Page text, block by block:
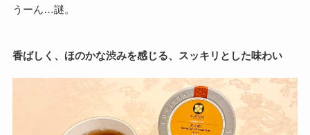
うーん…謎。
香ばしく、ほのかな渋みを感じる、スッキリとした味わい